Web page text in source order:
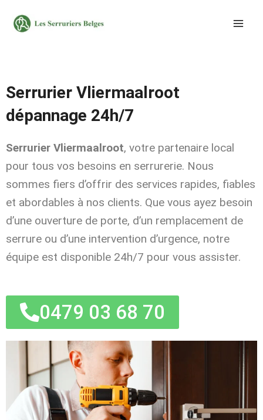
Serrurier Vliermaalroot
dépannage 24h/7
Serrurier Vliermaalroot, votre partenaire local
pour tous vos besoins en serrurerie. Nous
sommes fiers d’offrir des services rapides, fiables
et abordables à nos clients. Que vous ayez besoin
d’une ouverture de porte, d’un remplacement de
serrure ou d’une intervention d’urgence, notre
équipe est disponible 24h/7 pour vous assister.
0479 03 68 70